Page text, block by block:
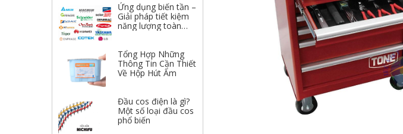
Ứng dụng biến tần –
Giải pháp tiết kiệm
năng lượng toàn
Tổng Hợp Những
Thông Tin Cần Thiết
Về Hộp Hút Ẩm
Đầu cos điện là gì?
Một số loại đầu cos
phổ biến